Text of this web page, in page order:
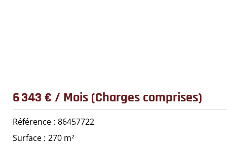
6 343 € / Mois (Charges comprises)
Référence 86457722
Surface 270 m²